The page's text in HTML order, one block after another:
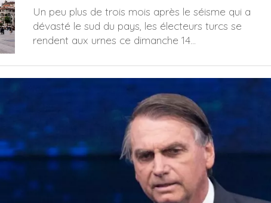
Un peu plus de trois mois après le séisme qui a
dévasté le sud du pays, les électeurs turcs se
rendent aux urnes ce dimanche 14...